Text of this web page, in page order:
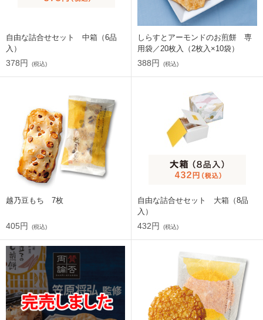
自由な詰合せセット 中箱（6品
入）
378円 (税込)
しらすとアーモンドのお煎餅 専
用袋／20枚入（2枚入×10袋）
388円 (税込)
越乃豆もち 7枚
405円 (税込)
自由な詰合せセット 大箱（8品
入）
432円 (税込)